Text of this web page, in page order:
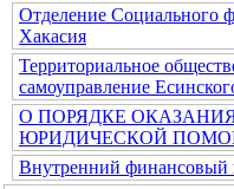
Отделение Социального
Хакасия
Территориальное
самоуправление
О ПОРЯДКЕ
ЮРИДИЧЕСКОЙ
Внутренний финансовый